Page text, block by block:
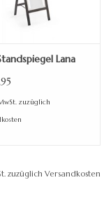
Lana
zuzüglich
zuzüglich Versandkosten